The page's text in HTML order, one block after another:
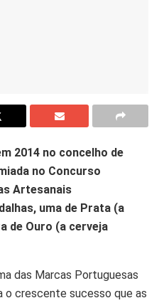
2014 no concelho de
no Concurso
Artesanais
uma de Prata (a
de Ouro (a cerveja
das Marcas Portuguesas
o crescente sucesso que as